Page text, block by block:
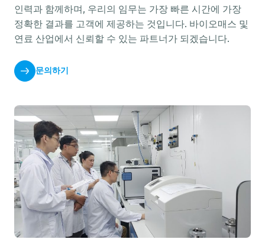
인력과 함께하며, 우리의 임무는 가장 빠른 시간에 가장
정확한 결과를 고객에 제공하는 것입니다. 바이오매스 및
연료 산업에서 신뢰할 수 있는 파트너가 되겠습니다.
문의하기